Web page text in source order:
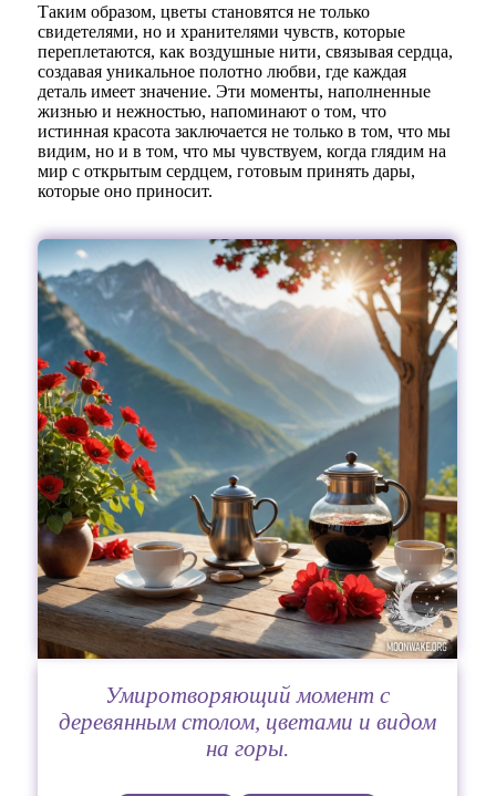
Таким образом, цветы становятся не только
свидетелями, но и хранителями чувств, которые
переплетаются, как воздушные нити, связывая сердца,
создавая уникальное полотно любви, где каждая
деталь имеет значение. Эти моменты, наполненные
жизнью и нежностью, напоминают о том, что
истинная красота заключается не только в том, что мы
видим, но и в том, что мы чувствуем, когда глядим на
мир с открытым сердцем, готовым принять дары,
которые оно приносит.
Умиротворяющий момент с
деревянным столом, цветами и видом
на горы.